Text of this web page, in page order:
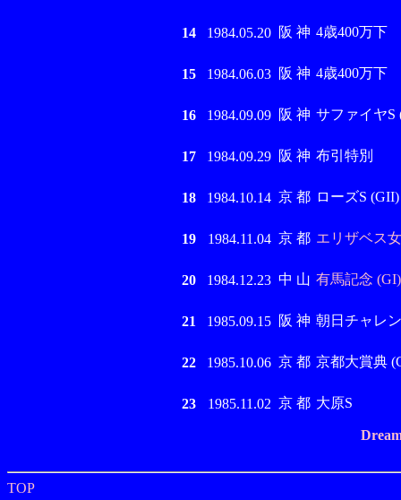
14 1984.05.20 阪 神 4歳400万下
15 1984.06.03 阪 神 4歳400万下
16 1984.09.09 阪 神 サファイヤS
17 1984.09.29 阪 神 布引特別
18 1984.10.14 京 都 ローズS (GII)
19 1984.11.04 京 都 エリザベス
20 1984.12.23 中 山 有馬記念 (GI)
21 1985.09.15 阪 神 朝日チャレ
22 1985.10.06 京 都 京都大賞典
23 1985.11.02 京 都 大原S
TOP